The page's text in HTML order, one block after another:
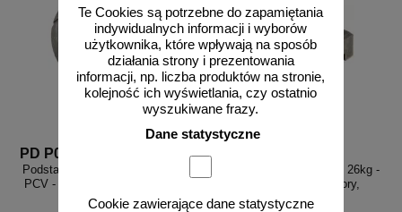
Te Cookies są potrzebne do zapamiętania
indywidualnych informacji i wyborów
użytkownika, które wpływają na sposób
działania strony i prezentowania
informacji, np. liczba produktów na stronie,
kolejność ich wyświetlania, czy ostatnio
wyszukiwane frazy.
Dane statystyczne
Cookie zawierające dane statystyczne
PD P026
Podstawa, stopa drogowa - 24kg -
PCV - pod słupki drogowe - P026
PD P014
Podstawa, stopa drogowa - 26kg -
PCV - pod bariery, zapory,
ogrodzenia - P014